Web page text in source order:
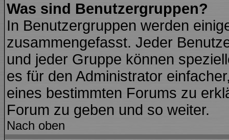
Was sind Benutzergruppen?
In Benutzergruppen werden
zusammengefasst. Jeder
und jeder Gruppe können
es für den Administrator
eines bestimmten Forums zu
Forum zu geben und so weiter.
Nach oben